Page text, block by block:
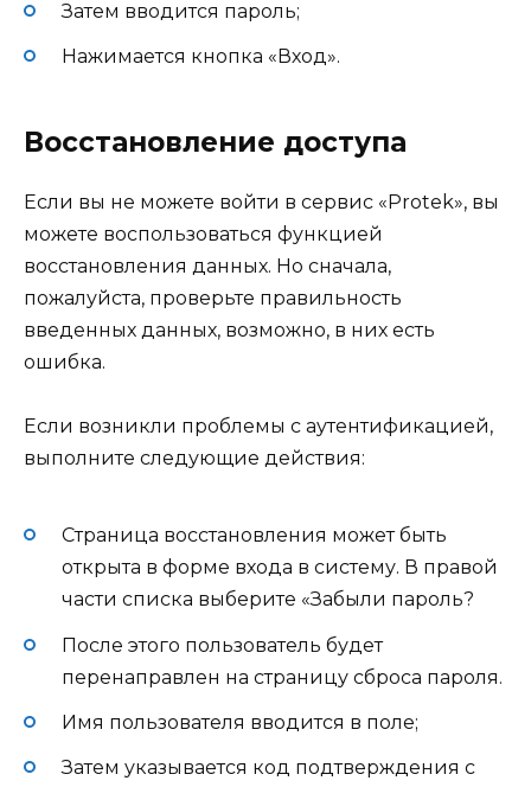
Затем вводится пароль;
Нажимается кнопка «Вход».
Восстановление доступа
Если вы не можете войти в сервис «Protek», вы
можете воспользоваться функцией
восстановления данных. Но сначала,
пожалуйста, проверьте правильность
введенных данных, возможно, в них есть
ошибка.
Если возникли проблемы с аутентификацией,
выполните следующие действия:
Страница восстановления может быть
открыта в форме входа в систему. В правой
части списка выберите «Забыли пароль?
После этого пользователь будет
перенаправлен на страницу сброса пароля.
Имя пользователя вводится в поле;
Затем указывается код подтверждения с